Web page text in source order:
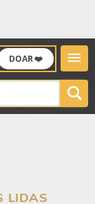
DOAR ❤️
LIDAS